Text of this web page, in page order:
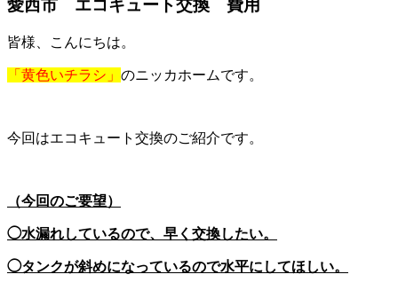
愛西市 エコキュート交換 費用
皆様、こんにちは。
「黄色いチラシ」 のニッカホームです。
今回はエコキュート交換のご紹介です。
（今回のご要望）
◯水漏れしているので、早く交換したい。
◯タンクが斜めになっているので水平にしてほしい。